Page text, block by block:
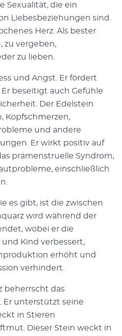
Sexualität, die ein
Liebesbeziehungen sind.
Herz. Als bester
zu vergeben,
zu lieben.
und Angst. Er fördert
beseitigt auch Gefühle
Der Edelstein
Kopfschmerzen,
und andere
Er wirkt positiv auf
prämenstruelle Syndrom,
einschließlich
es gibt, ist die zwischen
wird während der
wobei er die
Kind verbessert,
erhöht und
verhindert.
beherrscht das
Er unterstützt seine
in Stieren
Dieser Stein weckt in